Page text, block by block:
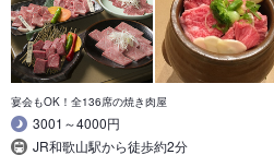
宴会もOK！全136席の焼き肉屋
3001～4000円
JR和歌山駅から徒歩約2分